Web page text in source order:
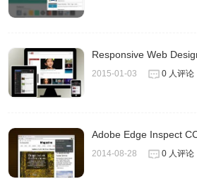
Responsive Web
2015-01-03 0 人评论
Adobe Edge Inspect
2014-08-28 0 人评论